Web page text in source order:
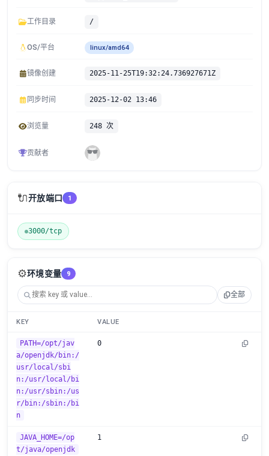
工作目录 /
OS/平台 linux/amd64
镜像创建 2025-11-25T19:32:24.736927671Z
同步时间 2025-12-02 13:46
浏览量 248 次
贡献者
🔌开放端口 1
3000/tcp
⚙️环境变量 9
全部
KEY VALUE
PATH=/opt/jav
a/openjdk/bin:/
usr/local/sbi
n:/usr/local/bi
n:/usr/sbin:/us
r/bin:/sbin:/bi
n
0
JAVA_HOME=/op
t/java/openjdk
1